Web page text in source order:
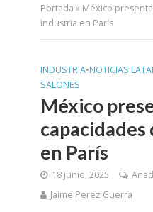
Portada » México
industria en París
INDUSTRIA•NOTICIAS
SALONES
México
en París
18 junio, 2025
Jaime Perez Guerra